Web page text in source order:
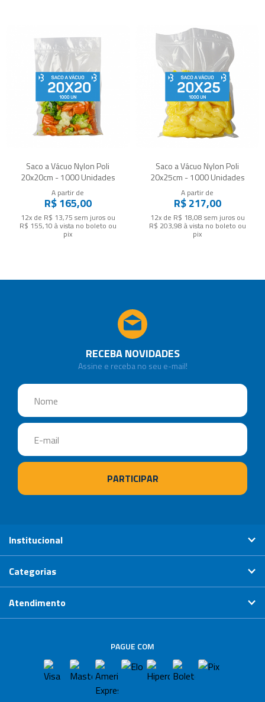
Saco a Vácuo Nylon Poli
20x20cm - 1000 Unidades
A partir de
R$ 165,00
12x de R$ 13,75 sem jurosou
R$ 155,10 à vista no boleto ou
pix
Saco a Vácuo Nylon Poli
20x25cm - 1000 Unidades
A partir de
R$ 217,00
12x de R$ 18,08 sem jurosou
R$ 203,98 à vista no boleto ou
pix
RECEBA NOVIDADES
Assine e receba no seu e-mail!
Institucional
Categorias
Atendimento
PAGUE COM